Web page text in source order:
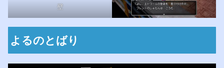
壁
よるのとばり